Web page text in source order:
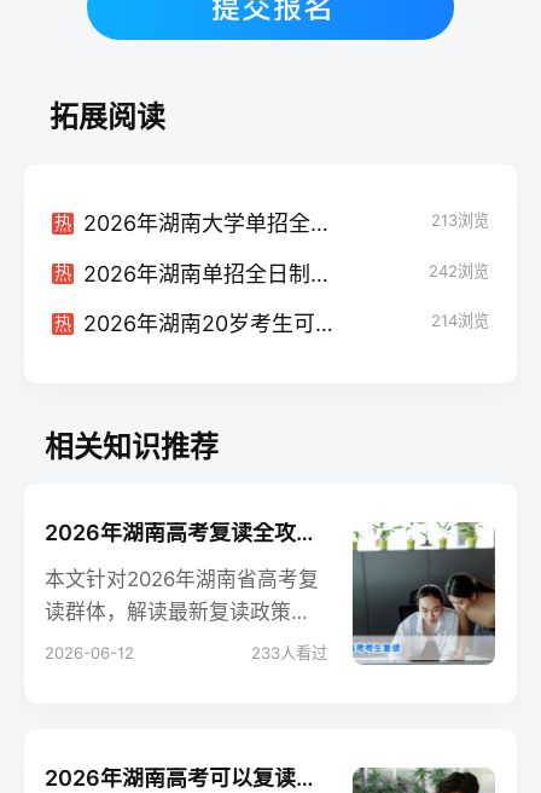
拓展阅读
热 2026年湖南大学单招全指南 含政策解读报名流程与复读生适配分析 213浏览
热 2026年湖南单招全日制复读全指南：政策要求、择校路径与升学优势 242浏览
热 2026年湖南20岁考生可复读高三吗 附政策依据与实操指南 214浏览
相关知识推荐
2026年湖南高考复读全攻略：政策解读、择校指南与提分规划
本文针对2026年湖南省高考复
读群体，解读最新复读政策、
拆解择校与复习步骤，对比公
2026-06-12 233人看过
2026年湖南高考可以复读吗 官方政策与实操指南全解析